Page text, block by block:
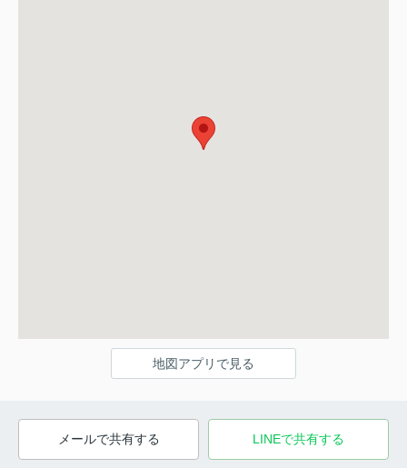
地図アプリで見る
メールで共有する LINEで共有する